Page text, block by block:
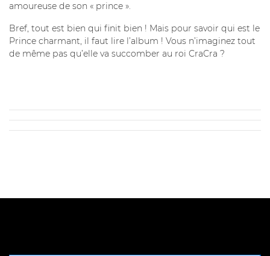
amoureuse de son « prince ».
Bref, tout est bien qui finit bien ! Mais pour savoir qui est le
Prince charmant, il faut lire l’album ! Vous n’imaginez tout
de même pas qu’elle va succomber au roi CraCra ?